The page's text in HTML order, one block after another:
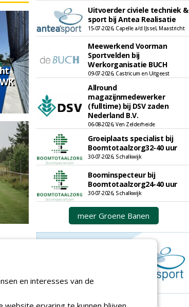
Uitvoerder civiele techniek &
sport bij Antea Realisatie
15-07-2026, Capelle a/d IJssel, Maastricht
Meewerkend Voorman
Sportvelden bij
Werkorganisatie BUCH
09-07-2026, Castricum en Uitgeest
Allround
magazijnmedewerker
(fulltime) bij DSV zaden
Nederland B.V.
06-08-2026, Ven Zelderheide
Groeiplaats specialist bij
Boomtotaalzorg32-40 uur
30-07-2026, Schalkwijk
Boominspecteur bij
Boomtotaalzorg24-40 uur
30-07-2026, Schalkwijk
meer Groene Banen
en interesses van de